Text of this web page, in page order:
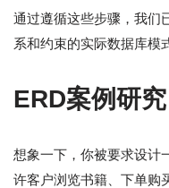
通过遵循这些步骤，我们
系和约束的实际数据库模
ERD案例研
想象一下，你被要求设计
许客户浏览书籍、下单购